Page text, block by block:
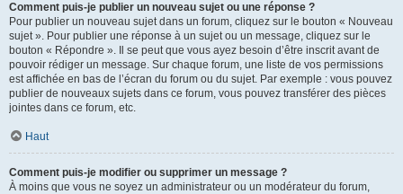
Comment puis-je publier un nouveau sujet ou une réponse ?
Pour publier un nouveau sujet dans un forum, cliquez sur le bouton « Nouveau
sujet ». Pour publier une réponse à un sujet ou un message, cliquez sur le
bouton « Répondre ». Il se peut que vous ayez besoin d’être inscrit avant de
pouvoir rédiger un message. Sur chaque forum, une liste de vos permissions
est affichée en bas de l’écran du forum ou du sujet. Par exemple : vous pouvez
publier de nouveaux sujets dans ce forum, vous pouvez transférer des pièces
jointes dans ce forum, etc.
Haut
Comment puis-je modifier ou supprimer un message ?
À moins que vous ne soyez un administrateur ou un modérateur du forum,